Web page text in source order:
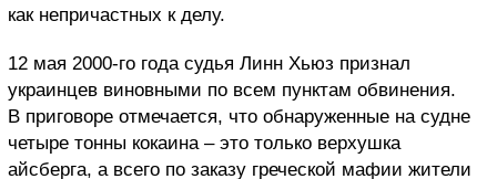
как непричастных к делу.
12 мая 2000-го года судья Линн Хьюз признал
украинцев виновными по всем пунктам обвинения.
В приговоре отмечается, что обнаруженные на судне
четыре тонны кокаина – это только верхушка
айсберга, а всего по заказу греческой мафии жители